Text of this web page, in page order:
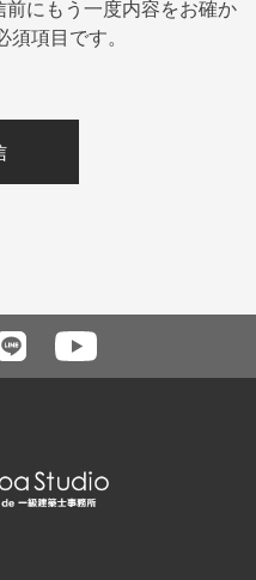
にもう一度内容をお確か
項目です。